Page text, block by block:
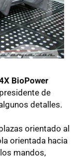
BioPower
de
detalles.
orientado al
orientada hacia
mandos,